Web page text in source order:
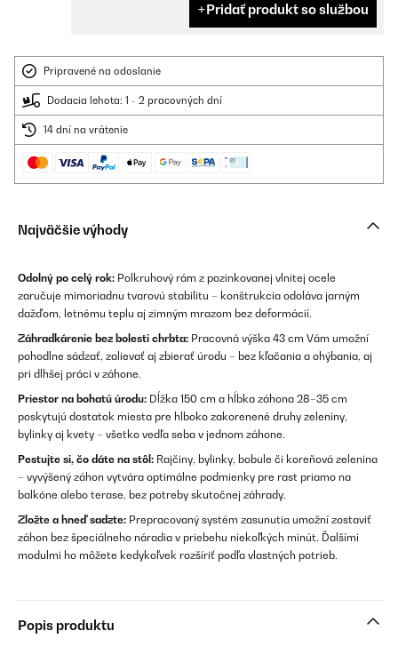
Pridať produkt so službou
Pripravené na odoslanie
Dodacia lehota: 1 - 2 pracovných dní
14 dní na vrátenie
Najväčšie výhody
Odolný po celý rok: Polkruhový rám z pozinkovanej vlnitej ocele
zaručuje mimoriadnu tvarovú stabilitu – konštrukcia odoláva jarným
dažďom, letnému teplu aj zimným mrazom bez deformácií.
Záhradkárenie bez bolesti chrbta: Pracovná výška 43 cm Vám umožní
pohodlne sádzať, zalievať aj zbierať úrodu – bez kľačania a ohýbania, aj
pri dlhšej práci v záhone.
Priestor na bohatú úrodu: Dĺžka 150 cm a hĺbka záhona 28–35 cm
poskytujú dostatok miesta pre hlboko zakorenené druhy zeleniny,
bylinky aj kvety – všetko vedľa seba v jednom záhone.
Pestujte si, čo dáte na stôl: Rajčiny, bylinky, bobule či koreňová zelenina
– vyvýšený záhon vytvára optimálne podmienky pre rast priamo na
balkóne alebo terase, bez potreby skutočnej záhrady.
Zložte a hneď sadzte: Prepracovaný systém zasunutia umožní zostaviť
záhon bez špeciálneho náradia v priebehu niekoľkých minút. Ďalšími
modulmi ho môžete kedykoľvek rozšíriť podľa vlastných potrieb.
Popis produktu